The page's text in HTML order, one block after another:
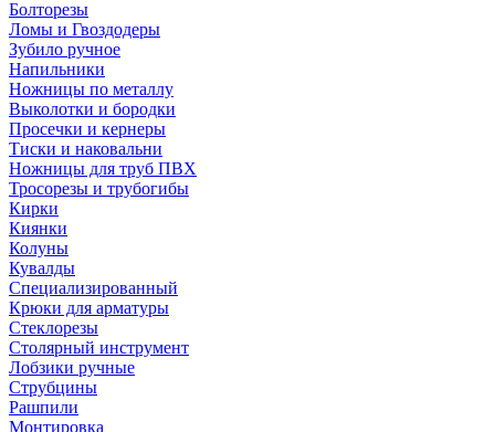
Болторезы
Ломы и Гвоздодеры
Зубило ручное
Напильники
Ножницы по металлу
Выколотки и бородки
Просечки и кернеры
Тиски и наковальни
Ножницы для труб ПВХ
Тросорезы и трубогибы
Кирки
Киянки
Колуны
Кувалды
Специализированный
Крюки для арматуры
Стеклорезы
Столярный инструмент
Лобзики ручные
Струбцины
Рашпили
Монтировка